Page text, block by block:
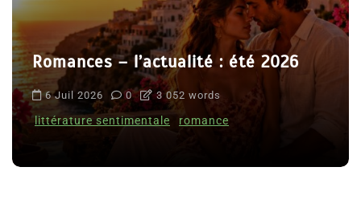
Romances – l’actualité : été 2026
6 Juil 2026 0 3 052 words
littérature sentimentale romance